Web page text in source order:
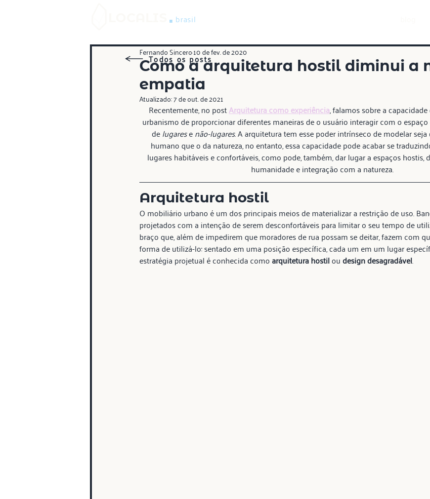
. brasil
Como a arquitetura hostil diminui a
empatia
Fernando Sincero10 de fev. de 2020
Atualizado:7 de out. de 2021
Recentemente, no post Arquitetura como experiência, falamos sobre a
urbanismo de proporcionar diferentes maneiras de o usuário interagir com o
de lugares e não-lugares. A arquitetura tem esse poder intrínseco de modelar
humano que o da natureza, no entanto, essa capacidade pode acabar se
lugares habitáveis e confortáveis, como pode, também, dar lugar a espaços hostis,
humanidade e integração com a natureza.
Arquitetura hostil
O mobiliário urbano é um dos principais meios de materializar a restrição de uso.
projetados com a intenção de serem desconfortáveis para limitar o seu tempo de
braço que, além de impedirem que moradores de rua possam se deitar, fazem com
forma de utilizá-lo: sentado em uma posição específica, cada um em um lugar
estratégia projetual é conhecida como arquitetura hostil ou design desagradável.
Todos os posts